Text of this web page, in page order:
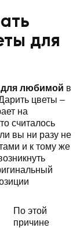
для
любимой в
цветы –
на
считалось
вы ни разу не
и к тому же
По этой
причине